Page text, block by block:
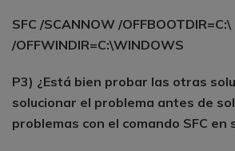
SFC /SCANNOW /OFFBOOTDIR=C:\
/OFFWINDIR=C:\WINDOWS
P3) ¿Está bien probar las otras
solucionar el problema antes de
problemas con el comando SFC en